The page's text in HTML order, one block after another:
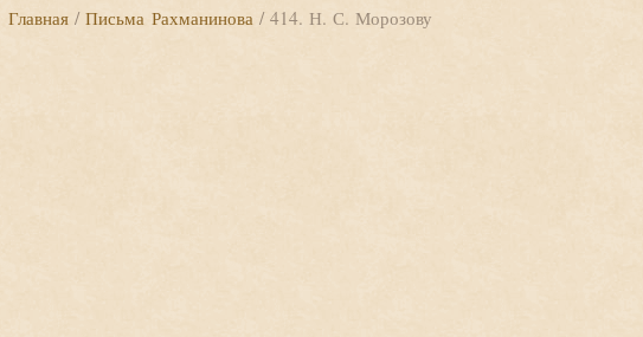
Главная /Письма Рахманинова/ 414. Н. С. Морозову